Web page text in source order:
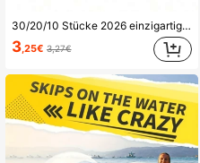
30/20/10 Stücke 2026 einzigartige wiederverwendbare Wasserballons, geeignet für Erwachsene, selbstversiegelndes Aufblasdesign, großartige Wahl für Sommer-Outdoor-Aktivitäten
3,25€ 3,27€